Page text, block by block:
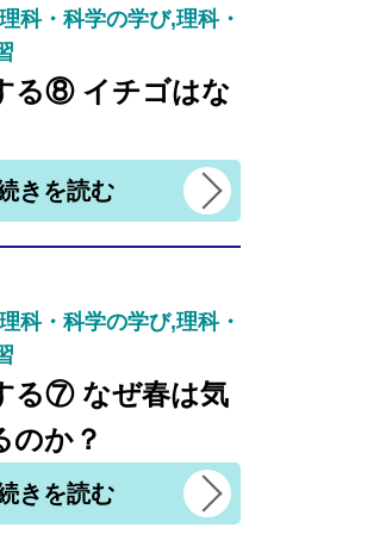
科・科学の学び,理科・
る⑧ イチゴはな
きを読む
科・科学の学び,理科・
る⑦ なぜ春は気
のか？
きを読む